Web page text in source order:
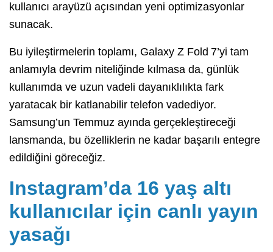
kullanıcı arayüzü açısından yeni optimizasyonlar
sunacak.
Bu iyileştirmelerin toplamı, Galaxy Z Fold 7’yi tam
anlamıyla devrim niteliğinde kılmasa da, günlük
kullanımda ve uzun vadeli dayanıklılıkta fark
yaratacak bir katlanabilir telefon vadediyor.
Samsung’un Temmuz ayında gerçekleştireceği
lansmanda, bu özelliklerin ne kadar başarılı entegre
edildiğini göreceğiz.
Instagram’da 16 yaş altı
kullanıcılar için canlı yayın
yasağı